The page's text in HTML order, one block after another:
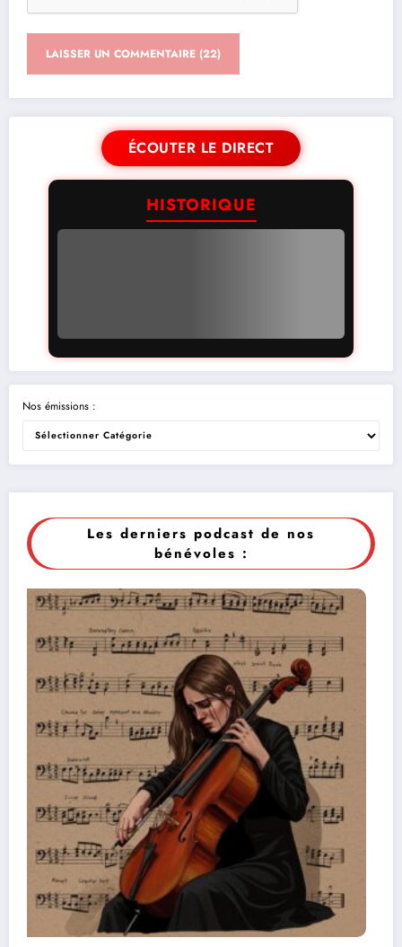
ÉCOUTER LE DIRECT
HISTORIQUE
Nos émissions :
Les derniers podcast de nos
bénévoles :